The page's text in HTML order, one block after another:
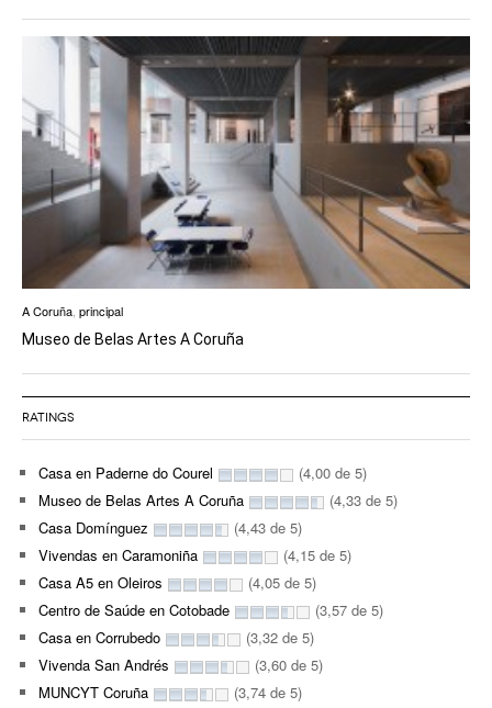
A Coruña, principal
Museo de Belas Artes A Coruña
RATINGS
Casa en Paderne do Courel
(4,00 de 5)
Museo de Belas Artes A Coruña
(4,33 de 5)
Casa Domínguez
(4,43 de 5)
Vivendas en Caramoniña
(4,15 de 5)
Casa A5 en Oleiros
(4,05 de 5)
Centro de Saúde en Cotobade
(3,57 de 5)
Casa en Corrubedo
(3,32 de 5)
Vivenda San Andrés
(3,60 de 5)
MUNCYT Coruña
(3,74 de 5)